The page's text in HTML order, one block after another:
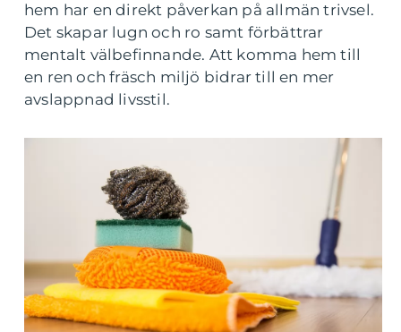
hem har en direkt påverkan på allmän trivsel.
Det skapar lugn och ro samt förbättrar
mentalt välbefinnande. Att komma hem till
en ren och fräsch miljö bidrar till en mer
avslappnad livsstil.